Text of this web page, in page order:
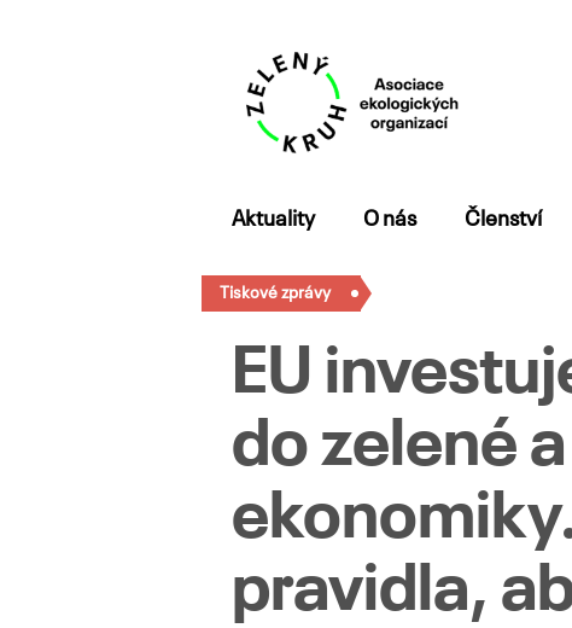
Aktuality O nás Členství
Přejít
obsahu
webu
Tiskové zprávy
EU
do zelené
pravidla,